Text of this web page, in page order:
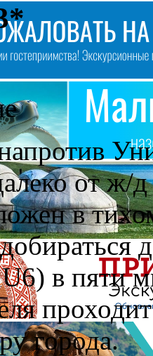
от ж/
в
в пяти
города.